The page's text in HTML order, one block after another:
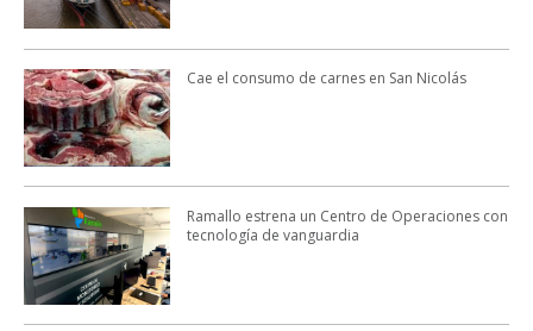
Cae el consumo de carnes en San Nicolás
Ramallo estrena un Centro de Operaciones con
tecnología de vanguardia